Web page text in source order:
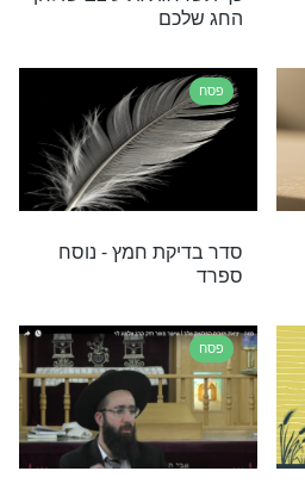
סדר בלב לפני הסדר בבית:
כך תייצרו לילדים עוגן של
ביטחון בערב פסח המורכב
פסח
מלאכה בערב פסח